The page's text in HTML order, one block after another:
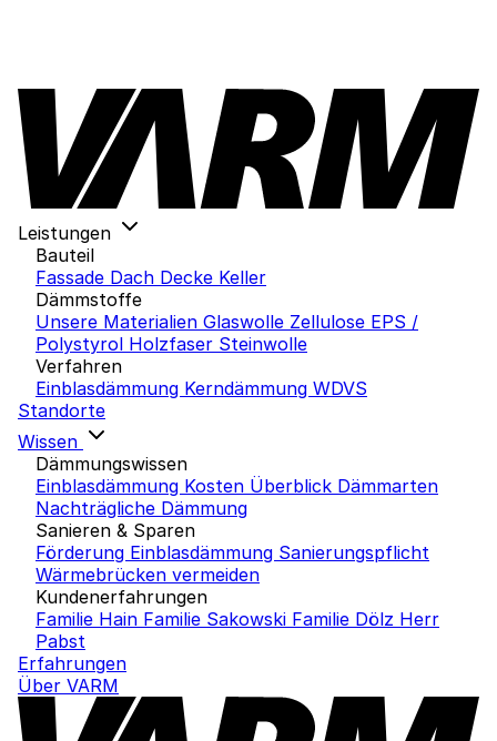
Leistungen
Bauteil
Fassade Dach Decke Keller
Dämmstoffe
Unsere Materialien Glaswolle Zellulose EPS /
Polystyrol Holzfaser Steinwolle
Verfahren
Einblasdämmung Kerndämmung WDVS
Standorte
Wissen
Dämmungswissen
Einblasdämmung Kosten Überblick Dämmarten
Nachträgliche Dämmung
Sanieren & Sparen
Förderung Einblasdämmung Sanierungspflicht
Wärmebrücken vermeiden
Kundenerfahrungen
Familie Hain Familie Sakowski Familie Dölz Herr
Pabst
Erfahrungen
Über VARM